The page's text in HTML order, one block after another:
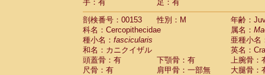
手：有
足：有
剖検番号：00153
性別：M
年齢：
科名：Cercopithecidae
属名：
種小名： fascicularis
亜種小名
和名：カニクイザル
英名：
頭蓋骨：有
下顎骨：有
上腕骨：
尺骨：有
肩甲骨：一部無
大腿骨：